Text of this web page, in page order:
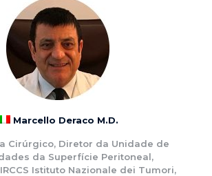
Marcello Deraco M.D.
Cirúrgico, Diretor da Unidade de
da Superfície Peritoneal,
Istituto Nazionale dei Tumori,